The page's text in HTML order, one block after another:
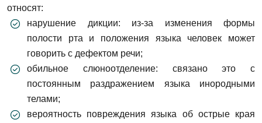
относят:
нарушение дикции: из-за изменения формы
полости рта и положения языка человек может
говорить с дефектом речи;
обильное слюноотделение: связано это с
постоянным раздражением языка инородными
телами;
вероятность повреждения языка об острые края